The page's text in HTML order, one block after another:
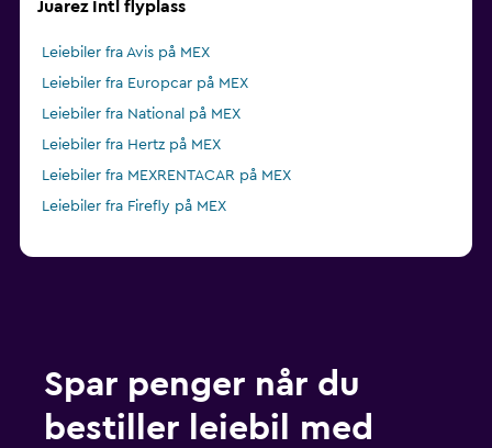
Juarez Intl flyplass
Leiebiler fra Avis på MEX
Leiebiler fra Europcar på MEX
Leiebiler fra National på MEX
Leiebiler fra Hertz på MEX
Leiebiler fra MEXRENTACAR på MEX
Leiebiler fra Firefly på MEX
Spar penger når du
bestiller leiebil med